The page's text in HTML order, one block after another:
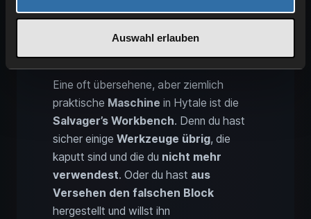
Auswahl erlauben
zurückgewinnen: Salvager’s
Workbench als Recycling-
Station
Eine oft übersehene, aber ziemlich
praktische Maschine in Hytale ist die
Salvager’s Workbench. Denn du hast
sicher einige Werkzeuge übrig, die
kaputt sind und die du nicht mehr
verwendest. Oder du hast aus
Versehen den falschen Block
hergestellt und willst ihn